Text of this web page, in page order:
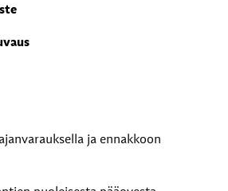
ja ennakkoon